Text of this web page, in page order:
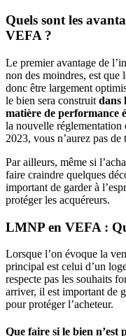
Quels sont les
VEFA ?
Le premier avantage de
non des moindres, est que
donc être largement
le bien sera construit dans
matière de performance
la nouvelle
2023, vous n’aurez pas
Par ailleurs, même si
faire craindre quelques
important de garder à
protéger les acquéreurs.
LMNP en VEFA :
Lorsque l’on évoque la
principal est celui d’un
respecte pas les souhaits
arriver, il est important de
pour protéger l’acheteur.
Que faire si le bien n’est